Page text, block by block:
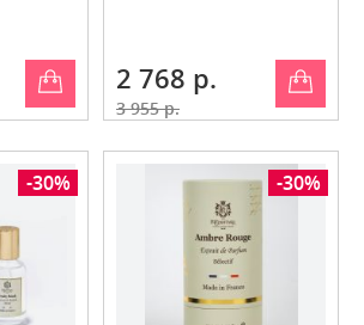
2 768 р.
3 955 р.
-30% -30%